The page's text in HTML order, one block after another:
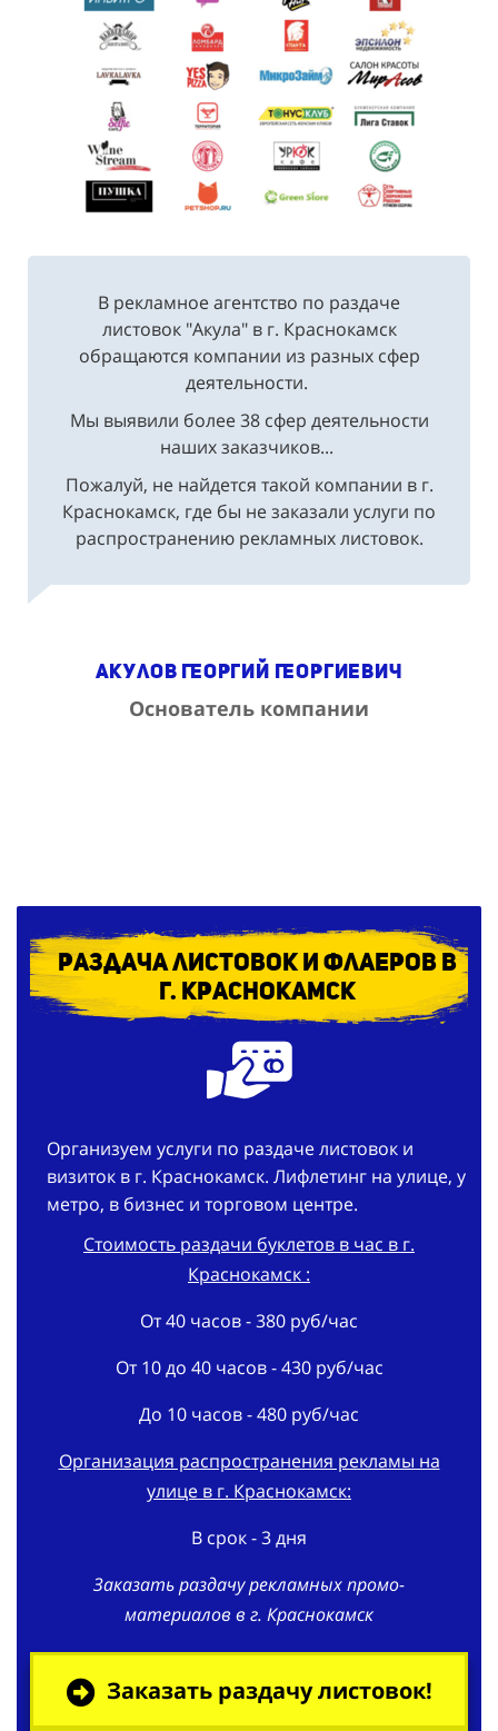
В рекламное агентство по раздаче
обращаются компании из разных сфер
деятельности.
Мы выявили более 38 сфер деятельности
наших заказчиков...
Пожалуй, не найдется такой компании в г.
распространению рекламных листовок.
Основатель компании
Раздача листовок и флаеров в
г. Краснокамск
визиток в г. Краснокамск. Лифлетинг на улице, у
метро, в бизнес и торговом центре.
Стоимость раздачи буклетов в час в г.
Краснокамск :
От 40 часов - 380 руб/час
От 10 до 40 часов - 430 руб/час
До 10 часов - 480 руб/час
Организация распространения рекламы на
В срок - 3 дня
Заказать раздачу рекламных промо-
материалов в г. Краснокамск
Заказать раздачу листовок!